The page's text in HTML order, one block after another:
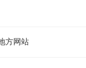
方网站